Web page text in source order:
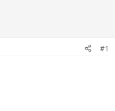
#1